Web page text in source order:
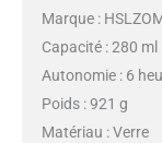
Marque :
Capacité : 280 ml
Autonomie : 6
Poids : 921 g
Matériau : Verre